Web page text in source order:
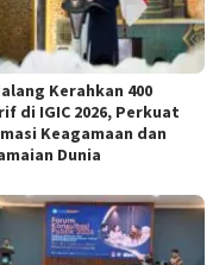
Kerahkan 400
di IGIC 2026, Perkuat
Keagamaan dan
Dunia